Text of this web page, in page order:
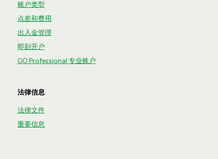
账户类型
点差和费用
出入金管理
即刻开户
GO Professional 专业账户
法律信息
法律文件
重要信息